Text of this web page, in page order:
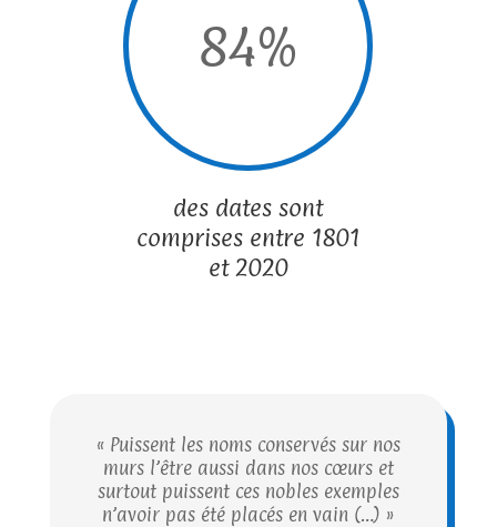
84%
des dates sont
comprises entre 1801
et 2020
« Puissent les noms conservés sur nos
murs l’être aussi dans nos cœurs et
surtout puissent ces nobles exemples
n’avoir pas été placés en vain (…) »